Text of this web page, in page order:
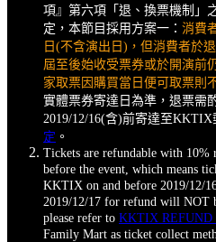
項』第六項「退、換票機制」
定，本節目採用方案一： 消費
日(不含演出日)，但消費者於
屆至後始收受票券或於開演前
家取票因購買當日便可取票則
實體票券寄達日為準，退票需
2019/12/16(含)前寄達至
定 。
Tickets are refundable with 10%
before the event, which means
KKTIX on and before 2019/12/
2019/12/17 for refund will NOT
please refer to KKTIX REFUND
Family Mart as ticket collect